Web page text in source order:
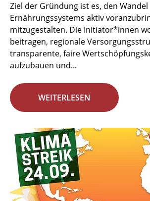
Ziel der Gründung ist es, den
Ernährungssystems aktiv
mitzugestalten. Die Initiator*innen
beitragen, regionale
transparente, faire
aufzubauen und...
WEITERLESEN